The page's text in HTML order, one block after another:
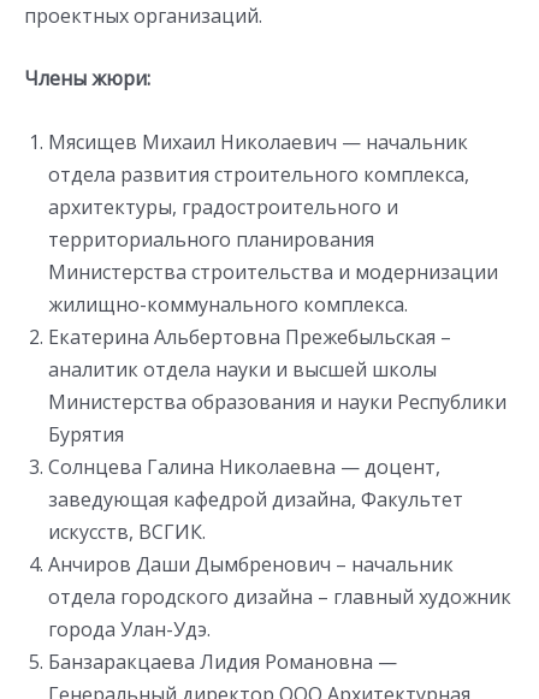
проектных организаций.
Члены жюри:
Мясищев Михаил Николаевич — начальник
отдела развития строительного комплекса,
архитектуры, градостроительного и
территориального планирования
Министерства строительства и модернизации
жилищно-коммунального комплекса.
Екатерина Альбертовна Прежебыльская –
аналитик отдела науки и высшей школы
Министерства образования и науки Республики
Бурятия
Солнцева Галина Николаевна — доцент,
заведующая кафедрой дизайна, Факультет
искусств, ВСГИК.
Анчиров Даши Дымбренович – начальник
отдела городского дизайна – главный художник
города Улан-Удэ.
Банзаракцаева Лидия Романовна —